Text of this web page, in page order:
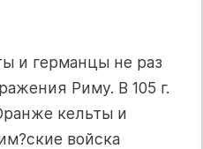
и германцы не раз
Риму. В 105 г.
кельты и
войска